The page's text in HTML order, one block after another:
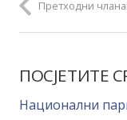
Претходни
ПОСЈЕТИТЕ
Национални